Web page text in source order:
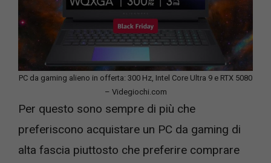
PC da gaming alieno in offerta: 300 Hz, Intel Core Ultra 9 e RTX 5080
– Videgiochi.com
Per questo sono sempre di più che
preferiscono acquistare un PC da gaming di
alta fascia piuttosto che preferire comprare